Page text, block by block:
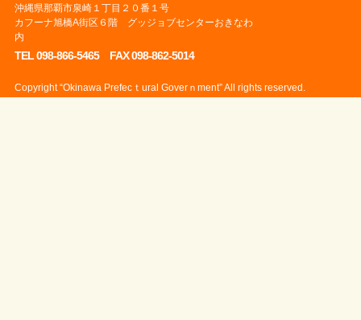
沖縄県那覇市泉崎１丁目２０番１号
カフーナ旭橋A街区６階 グッジョブセンターおきなわ
内
TEL 098-866-5465 FAX 098-862-5014
Copyright “Okinawa Prefecｔural Goverｎment” All rights reserved.